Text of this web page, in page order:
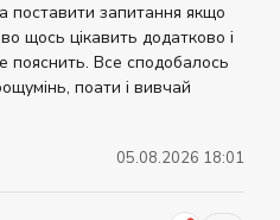
поставити запитання якщо
щось цікавить додатково і
пояснить. Все сподобалось
поати і вивчай
05.08.2026 18:01